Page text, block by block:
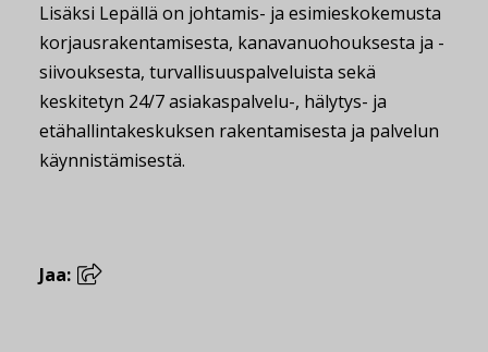
Lisäksi Lepällä on johtamis- ja esimieskokemusta
korjausrakentamisesta, kanavanuohouksesta ja -
siivouksesta, turvallisuuspalveluista sekä
keskitetyn 24/7 asiakaspalvelu-, hälytys- ja
etähallintakeskuksen rakentamisesta ja palvelun
käynnistämisestä.
Jaa: